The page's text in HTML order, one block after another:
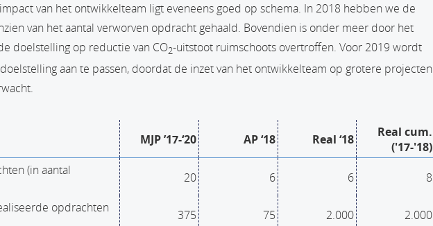
van het ontwikkelteam ligt eveneens goed op schema. In 2018 hebben we de
van het aantal verworven opdracht gehaald. Bovendien is onder meer door het
doelstelling op reductie van CO2-uitstoot ruimschoots overtroffen. Voor 2019 wordt
aan te passen, doordat de inzet van het ontwikkelteam op grotere projecten
MJP ’17-‘20 AP ‘18 Real ‘18
Real cum.
('17-'18)
(in aantal
20 6 6
8
opdrachten
375 75 2.000 2.000